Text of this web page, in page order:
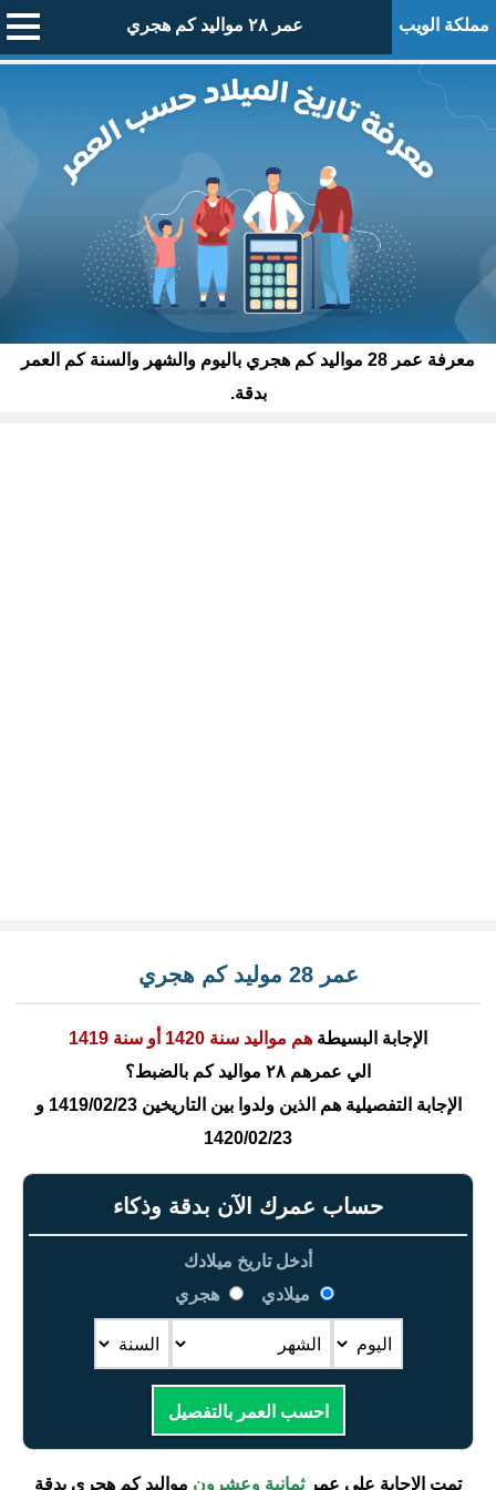
مملكة الويب عمر ٢٨ مواليد كم هجري
معرفة عمر 28 مواليد كم هجري باليوم والشهر والسنة كم العمر
بدقة.
عمر 28 موليد كم هجري
الإجابة البسيطة هم مواليد سنة 1420 أو سنة 1419
الي عمرهم ٢٨ مواليد كم بالضبط؟
الإجابة التفصيلية هم الذين ولدوا بين التاريخين 1419/02/23 و
1420/02/23
حساب عمرك الآن بدقة وذكاء
أدخل تاريخ ميلادك
ميلادي
هجري
احسب العمر بالتفصيل
تمت الإجابة على عمرثمانية وعشرون مواليد كم هجري بدقة